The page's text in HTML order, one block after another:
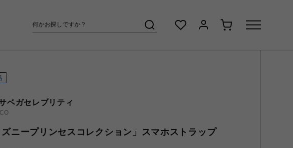
ベガセレブリティ
ズニープリンセスコレクション」スマホストラップ